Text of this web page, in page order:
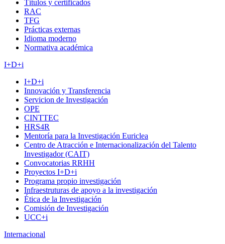
Títulos y certificados
RAC
TFG
Prácticas externas
Idioma moderno
Normativa académica
I+D+i
I+D+i
Innovación y Transferencia
Servicion de Investigación
OPE
CINTTEC
HRS4R
Mentoría para la Investigación Euriclea
Centro de Atracción e Internacionalización del Talento
Investigador (CAIT)
Convocatorias RRHH
Proyectos I+D+i
Programa propio investigación
Infraestruturas de apoyo a la investigación
Ética de la Investigación
Comisión de Investigación
UCC+i
Internacional